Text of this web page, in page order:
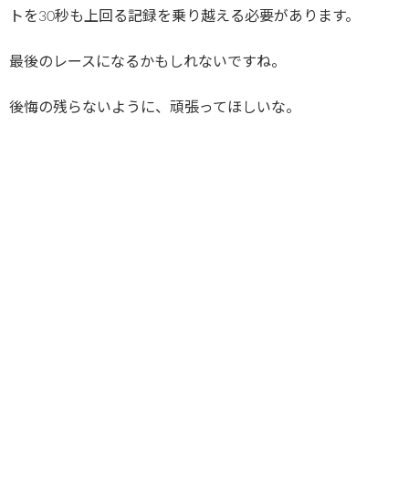
トを30秒も上回る記録を乗り越える必要があります。
最後のレースになるかもしれないですね。
後悔の残らないように、頑張ってほしいな。